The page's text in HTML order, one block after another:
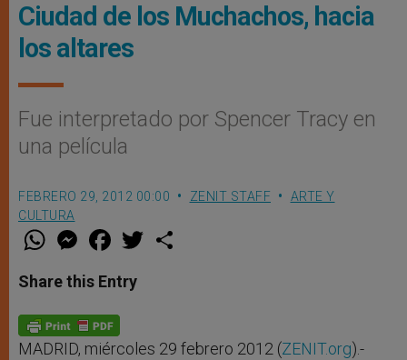
Ciudad de los Muchachos, hacia
los altares
Fue interpretado por Spencer Tracy en
una película
FEBRERO 29, 2012 00:00 ZENIT STAFF
ARTE Y
CULTURA
W
t
s
p
p
M
e
s
e
g
e
r
F
a
e
b
o
k
w
Share this Entry
MADRID, miércoles 29 febrero 2012 (ZENIT.org).-